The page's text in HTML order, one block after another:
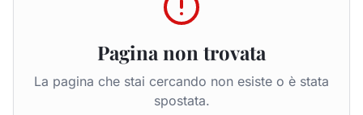
Pagina non trovata
La pagina che stai cercando non esiste o è stata
spostata.